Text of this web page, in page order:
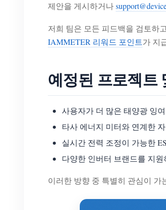
제안을 게시하거나
저희 팀은 모든 피드백을 검토하
IAMMETER 리워드 포인트가 지
예정된 프로젝트
사용자가 더 많은 태양광 잉
타사 에너지 미터와 연계한
실시간 전력 조정이 가능한
다양한 인버터 브랜드를 지
이러한 방향 중 특별히 관심이 가